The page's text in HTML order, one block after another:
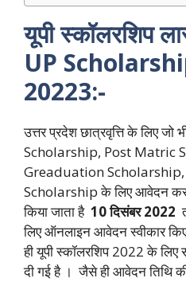
यूपी स्कॉलरशिप
UP
20223:-
उत्तर प्रदेश छात्रवृत्ति के लिए
Scholarship, Post Matric
Greaduation Scholarship,
Scholarship के लिए आवेदन
किया जाता है 10 दिसंबर 2022
लिए ऑनलाइन आवेदन स्वीकार
ही यूपी स्कॉलरशिप 2022 के लिए
दी गई है । जैसे ही आवेदन तिथि की